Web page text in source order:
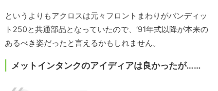
というよりもアクロスは元々フロントまわりがバンディッ
ト250と共通部品となっていたので、’91年式以降が本来の
あるべき姿だったと言えるかもしれません。
メットインタンクのアイディアは良かったが……